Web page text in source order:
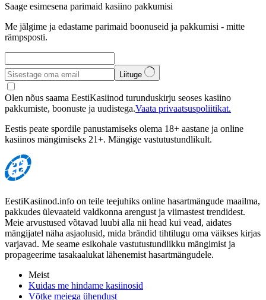
Saage esimesena parimaid kasiino pakkumisi
Me jälgime ja edastame parimaid boonuseid ja pakkumisi - mitte
rämpsposti.
Liituge
Olen nõus saama EestiKasiinod turunduskirju seoses kasiino
pakkumiste, boonuste ja uudistega.Vaata privaatsuspoliitikat.
Eestis peate spordile panustamiseks olema 18+ aastane ja online
kasiinos mängimiseks 21+. Mängige vastutustundlikult.
EestiKasiinod.info on teile teejuhiks online hasartmängude maailma,
pakkudes ülevaateid valdkonna arengust ja viimastest trendidest.
Meie arvustused võtavad luubi alla nii head kui vead, aidates
mängijatel näha asjaolusid, mida brändid tihtilugu oma väikses kirjas
varjavad. Me seame esikohale vastutustundlikku mängimist ja
propageerime tasakaalukat lähenemist hasartmängudele.
Meist
Kuidas me hindame kasiinosid
Võtke meiega ühendust